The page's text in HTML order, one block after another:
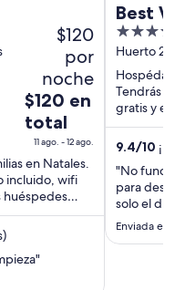
$120
por
noche
El
precio
es
$120
en
total
noche
del
$120 en
total
11 ago. - 12 ago.
en Natales.
incluido, wifi
huéspedes
Best
3.5
out
of
5
Huerto 282
Antartica
Hospédate
Tendrás a
gratis y
de
9.4/10
"No
para
solo el día
desayuno
Enviada el 5